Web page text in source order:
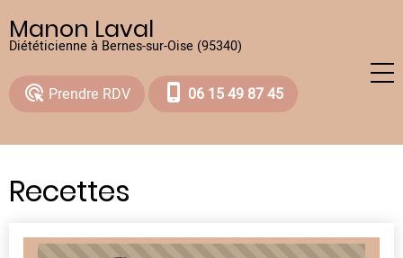
au
contenu
principal
Manon Laval
Diététicienne à Bernes-sur-Oise (95340)
ads_click Prendre RDV phone_iphone 06 15 49 87 45
Recettes